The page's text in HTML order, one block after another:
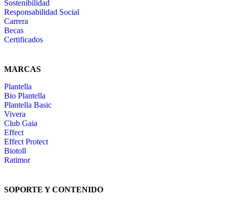
Sostenibilidad
Responsabilidad Social
Carrera
Becas
Certificados
MARCAS
Plantella
Bio Plantella
Plantella Basic
Vivera
Club Gaia
Effect
Effect Protect
Biotoll
Ratimor
SOPORTE Y CONTENIDO